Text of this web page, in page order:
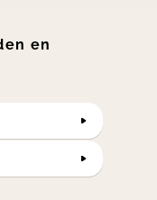
en